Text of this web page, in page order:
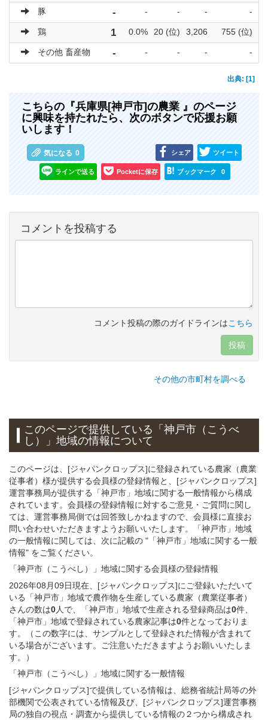
豚 - - - - -
鶏 1 0.0% 20 (位) 3,206 755 (位)
その他 畜産物 - - - - -
出典: [1]
こちらの『兵庫県[神戸市]の農業 』のページ
に興味を持たれたら、次のボタンで応援お願
いします！
気になる 0 シェア ツイート
ラインで送る Pocketに保存 ブックマーク 0
コメントを投稿する
コメント投稿の際のガイドラインはこちら
投稿
その他の市町村を調べる
このページで提供している 「神戸市（こうべ
し）」地域の情報について
このページは、[ジャパンクロップス]に登録されている農家（農業
従事者）様が提供する会員様の登録情報と、[ジャパンクロップス]
運営事務局が提供する「神戸市」地域に関する一般情報から構成
されています。会員様の登録情報に対するご意見・ご質問に関し
ては、運営事務局側では回答致しかねますので、会員様に直接お
問い合わせいただきますようお願いいたします。「神戸市」地域
の一般情報に関しては、次に記載の "「神戸市」地域に関する一般
情報" をご覧ください。
「神戸市（こうべし）」 地域に関する会員様の登録情報
2026年08月09日現在、[ジャパンクロップス]にご登録いただいて
いる「神戸市」地域で農作物を生産している農家（農業従事者）
さんの数は0人で、「神戸市」地域で生産される登録商品は0件、
「神戸市」地域で登録されている農家記事は0件となっておりま
す。（この数字には、サンプルとして登録された情報が含まれて
いる場合がございます。ご注意いただきますようお願いいたしま
す。）
「神戸市（こうべし）」 地域に関する一般情報
[ジャパンクロップス]で提供している情報は、総務省統計局等の外
部機関で公表されている情報及び、[ジャパンクロップス]運営事務
局の独自の視点・調査から提供している情報の２つから構成され